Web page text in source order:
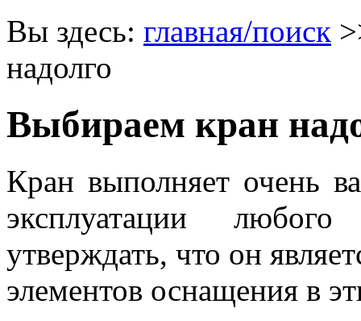
Вы здесь: главная/поиск
надолго
Выбираем кран
Кран выполняет очень
эксплуатации
утверждать, что он
элементов оснащения в